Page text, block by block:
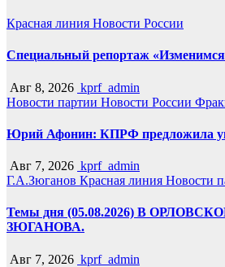
Красная линия Новости России
Специальный репортаж
Авг 8, 2026 kprf_admin
Новости партии Новости России
Юрий Афонин: КПРФ предложила
Авг 7, 2026 kprf_admin
Г.А.Зюганов Красная линия Новости
Темы дня (05.08.2026) В
ЗЮГАНОВА.
Авг 7, 2026 kprf_admin